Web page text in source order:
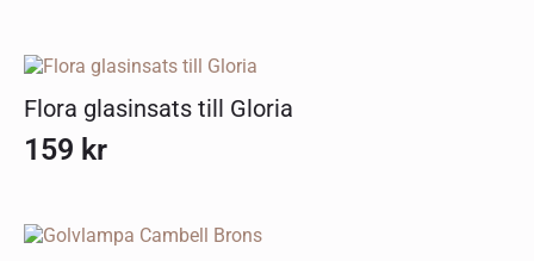
Flora glasinsats till Gloria
159 kr